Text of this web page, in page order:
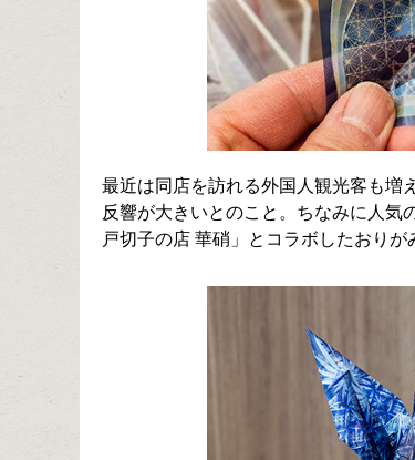
最近は同店を訪れる外国人観光客も増
反響が大きいとのこと。ちなみに人気
戸切子の店 華硝」とコラボしたおりが